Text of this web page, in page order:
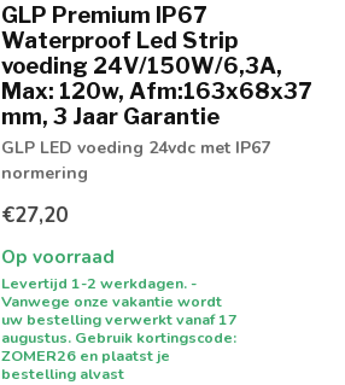
GLP Premium IP67
Waterproof Led Strip
voeding 24V/150W/6,3A,
Max: 120w, Afm:163x68x37
mm, 3 Jaar Garantie
GLP LED voeding 24vdc met IP67
normering
€27,20
Op voorraad
Levertijd 1-2 werkdagen. -
Vanwege onze vakantie wordt
uw bestelling verwerkt vanaf 17
augustus. Gebruik kortingscode:
ZOMER26 en plaatst je
bestelling alvast